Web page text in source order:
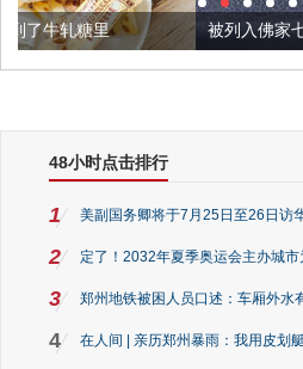
被列入佛家七宝的它到底有多美？
48小时点击排行
1 美副国务卿将于7月25日至26日访
2 定了！2032年夏季奥运会主办城
3 郑州地铁被困人员口述：车厢外水
4 在人间 | 亲历郑州暴雨：我用皮划